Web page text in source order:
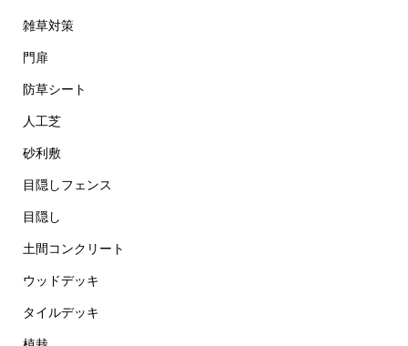
雑草対策
門扉
防草シート
人工芝
砂利敷
目隠しフェンス
目隠し
土間コンクリート
ウッドデッキ
タイルデッキ